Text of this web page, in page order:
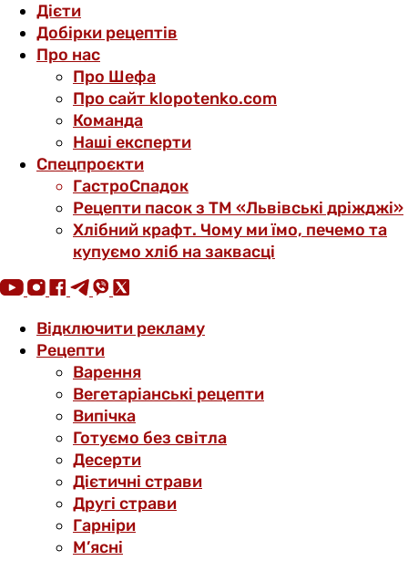
Дієти
Добірки рецептів
Про нас
Про Шефа
Про сайт klopotenko.com
Команда
Наші експерти
Спецпроєкти
ГастроСпадок
Рецепти пасок з ТМ «Львівські дріжджі»
Хлібний крафт. Чому ми їмо, печемо та
купуємо хліб на заквасці
Відключити рекламу
Рецепти
Варення
Вегетаріанські рецепти
Випічка
Готуємо без світла
Десерти
Дієтичні страви
Другі страви
Гарніри
М’ясні